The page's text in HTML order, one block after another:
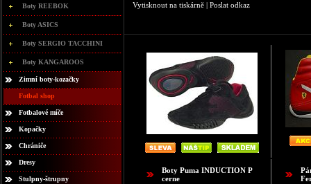
Boty REEBOK
Boty ASICS
Boty SERGIO TACCHINI
Boty KANGAROOS
Zimní boty-kozačky
Fotbal shop
Fotbalové míče
Kopačky
Chrániče
Dresy
Stulpny-štrupny
Vytisknout na tiskárně | Poslat odkaz
Boty Puma INDUCTION P
cerne